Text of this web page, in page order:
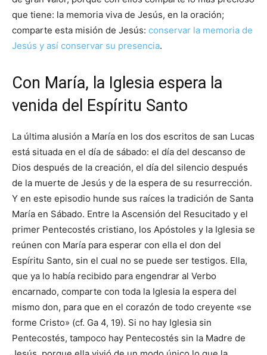
que tiene: la memoria viva de Jesús, en la oración;
comparte esta misión de Jesús: conservar la memoria de
Jesús y así conservar su presencia.
Con María, la Iglesia espera la
venida del Espíritu Santo
La última alusión a María en los dos escritos de san Lucas
está situada en el día de sábado: el día del descanso de
Dios después de la creación, el día del silencio después
de la muerte de Jesús y de la espera de su resurrección.
Y en este episodio hunde sus raíces la tradición de Santa
María en Sábado. Entre la Ascensión del Resucitado y el
primer Pentecostés cristiano, los Apóstoles y la Iglesia se
reúnen con María para esperar con ella el don del
Espíritu Santo, sin el cual no se puede ser testigos. Ella,
que ya lo había recibido para engendrar al Verbo
encarnado, comparte con toda la Iglesia la espera del
mismo don, para que en el corazón de todo creyente «se
forme Cristo» (cf. Ga 4, 19). Si no hay Iglesia sin
Pentecostés, tampoco hay Pentecostés sin la Madre de